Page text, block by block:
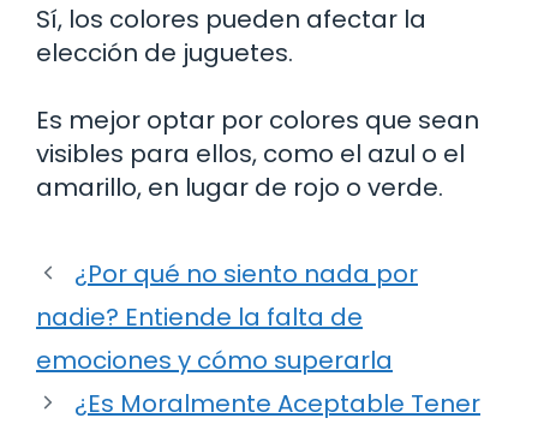
Sí, los colores pueden afectar la
elección de juguetes.
Es mejor optar por colores que sean
visibles para ellos, como el azul o el
amarillo, en lugar de rojo o verde.
¿Por qué no siento nada por
nadie? Entiende la falta de
emociones y cómo superarla
¿Es Moralmente Aceptable Tener